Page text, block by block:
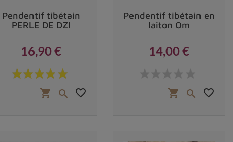
Pendentif tibétain
PERLE DE DZI
Prix
16,90 €
shopping_cart  favorite_border
Pendentif tibétain en
laiton Om
14,00 €
shopping_cart  favorite_border